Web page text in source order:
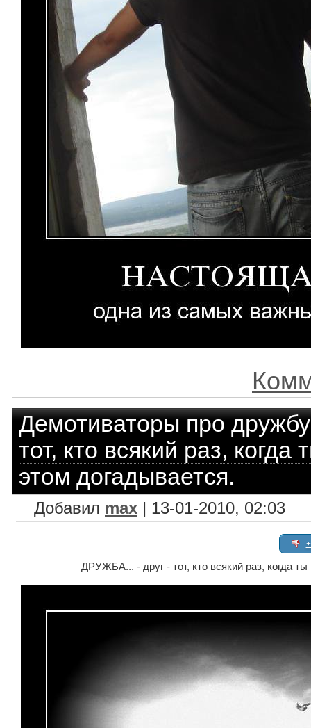
Демотиваторы про дружбу
тот, кто всякий раз,
этом догадывается.
Добавил max | 13-01-2010, 02:03
ДРУЖБА... - друг - тот, кто всякий раз, когда